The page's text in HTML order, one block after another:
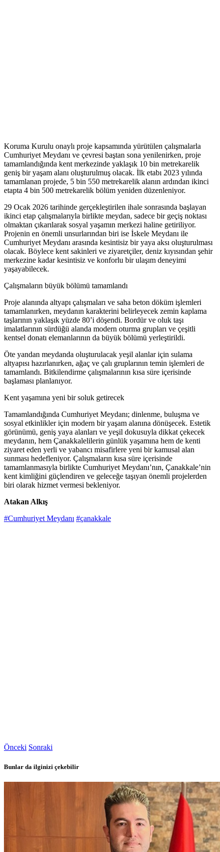
Koruma Kurulu onaylı proje kapsamında yürütülen çalışmalarla
Cumhuriyet Meydanı ve çevresi baştan sona yenilenirken, proje
tamamlandığında kent merkezinde yaklaşık 10 bin metrekarelik
geniş bir yaşam alanı oluşturulmuş olacak. İlk etabı 2023 yılında
tamamlanan projede, 5 bin 550 metrekarelik alanın ardından ikinci
etapta 4 bin 500 metrekarelik bölüm yeniden düzenleniyor.
29 Ocak 2026 tarihinde gerçekleştirilen ihale sonrasında başlayan
ikinci etap çalışmalarıyla birlikte meydan, sadece bir geçiş noktası
olmaktan çıkarılarak sosyal yaşamın merkezi haline getiriliyor.
Projenin en önemli unsurlarından biri ise İskele Meydanı ile
Cumhuriyet Meydanı arasında kesintisiz bir yaya aksı oluşturulması
olacak. Böylece kent sakinleri ve ziyaretçiler, deniz kıyısından şehir
merkezine kadar kesintisiz ve konforlu bir ulaşım deneyimi
yaşayabilecek.
Çalışmaların büyük bölümü tamamlandı
Proje alanında altyapı çalışmaları ve saha beton döküm işlemleri
tamamlanırken, meydanın karakterini belirleyecek zemin kaplama
taşlarının yaklaşık yüzde 80’i döşendi. Bordür ve oluk taşı
imalatlarının sürdüğü alanda modern oturma grupları ve çeşitli
kentsel donatı elemanlarının da büyük bölümü yerleştirildi.
Öte yandan meydanda oluşturulacak yeşil alanlar için sulama
altyapısı hazırlanırken, ağaç ve çalı gruplarının temin işlemleri de
tamamlandı. Bitkilendirme çalışmalarının kısa süre içerisinde
başlaması planlanıyor.
Kent yaşamına yeni bir soluk getirecek
Tamamlandığında Cumhuriyet Meydanı; dinlenme, buluşma ve
sosyal etkinlikler için modern bir yaşam alanına dönüşecek. Estetik
görünümü, geniş yaya alanları ve yeşil dokusuyla dikkat çekecek
meydanın, hem Çanakkalelilerin günlük yaşamına hem de kenti
ziyaret eden yerli ve yabancı misafirlere yeni bir kamusal alan
sunması hedefleniyor. Çalışmaların kısa süre içerisinde
tamamlanmasıyla birlikte Cumhuriyet Meydanı’nın, Çanakkale’nin
kent kimliğini güçlendiren ve geleceğe taşıyan önemli projelerden
biri olarak hizmet vermesi bekleniyor.
Atakan Alkış
#Cumhuriyet Meydanı #çanakkale
Önceki Sonraki
Bunlar da ilginizi çekebilir